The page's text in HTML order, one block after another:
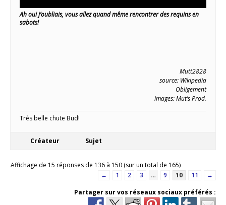
Ah oui j’oubliais, vous allez quand même rencontrer des requins en
sabots!
Mutt2828
source: Wikipedia
Obligement
images: Mut’s Prod.
Très belle chute Bud!
Créateur Sujet
Affichage de 15 réponses de 136 à 150 (sur un total de 165)
←
1 2 3 … 9 10 11
→
Partager sur vos réseaux sociaux préférés :